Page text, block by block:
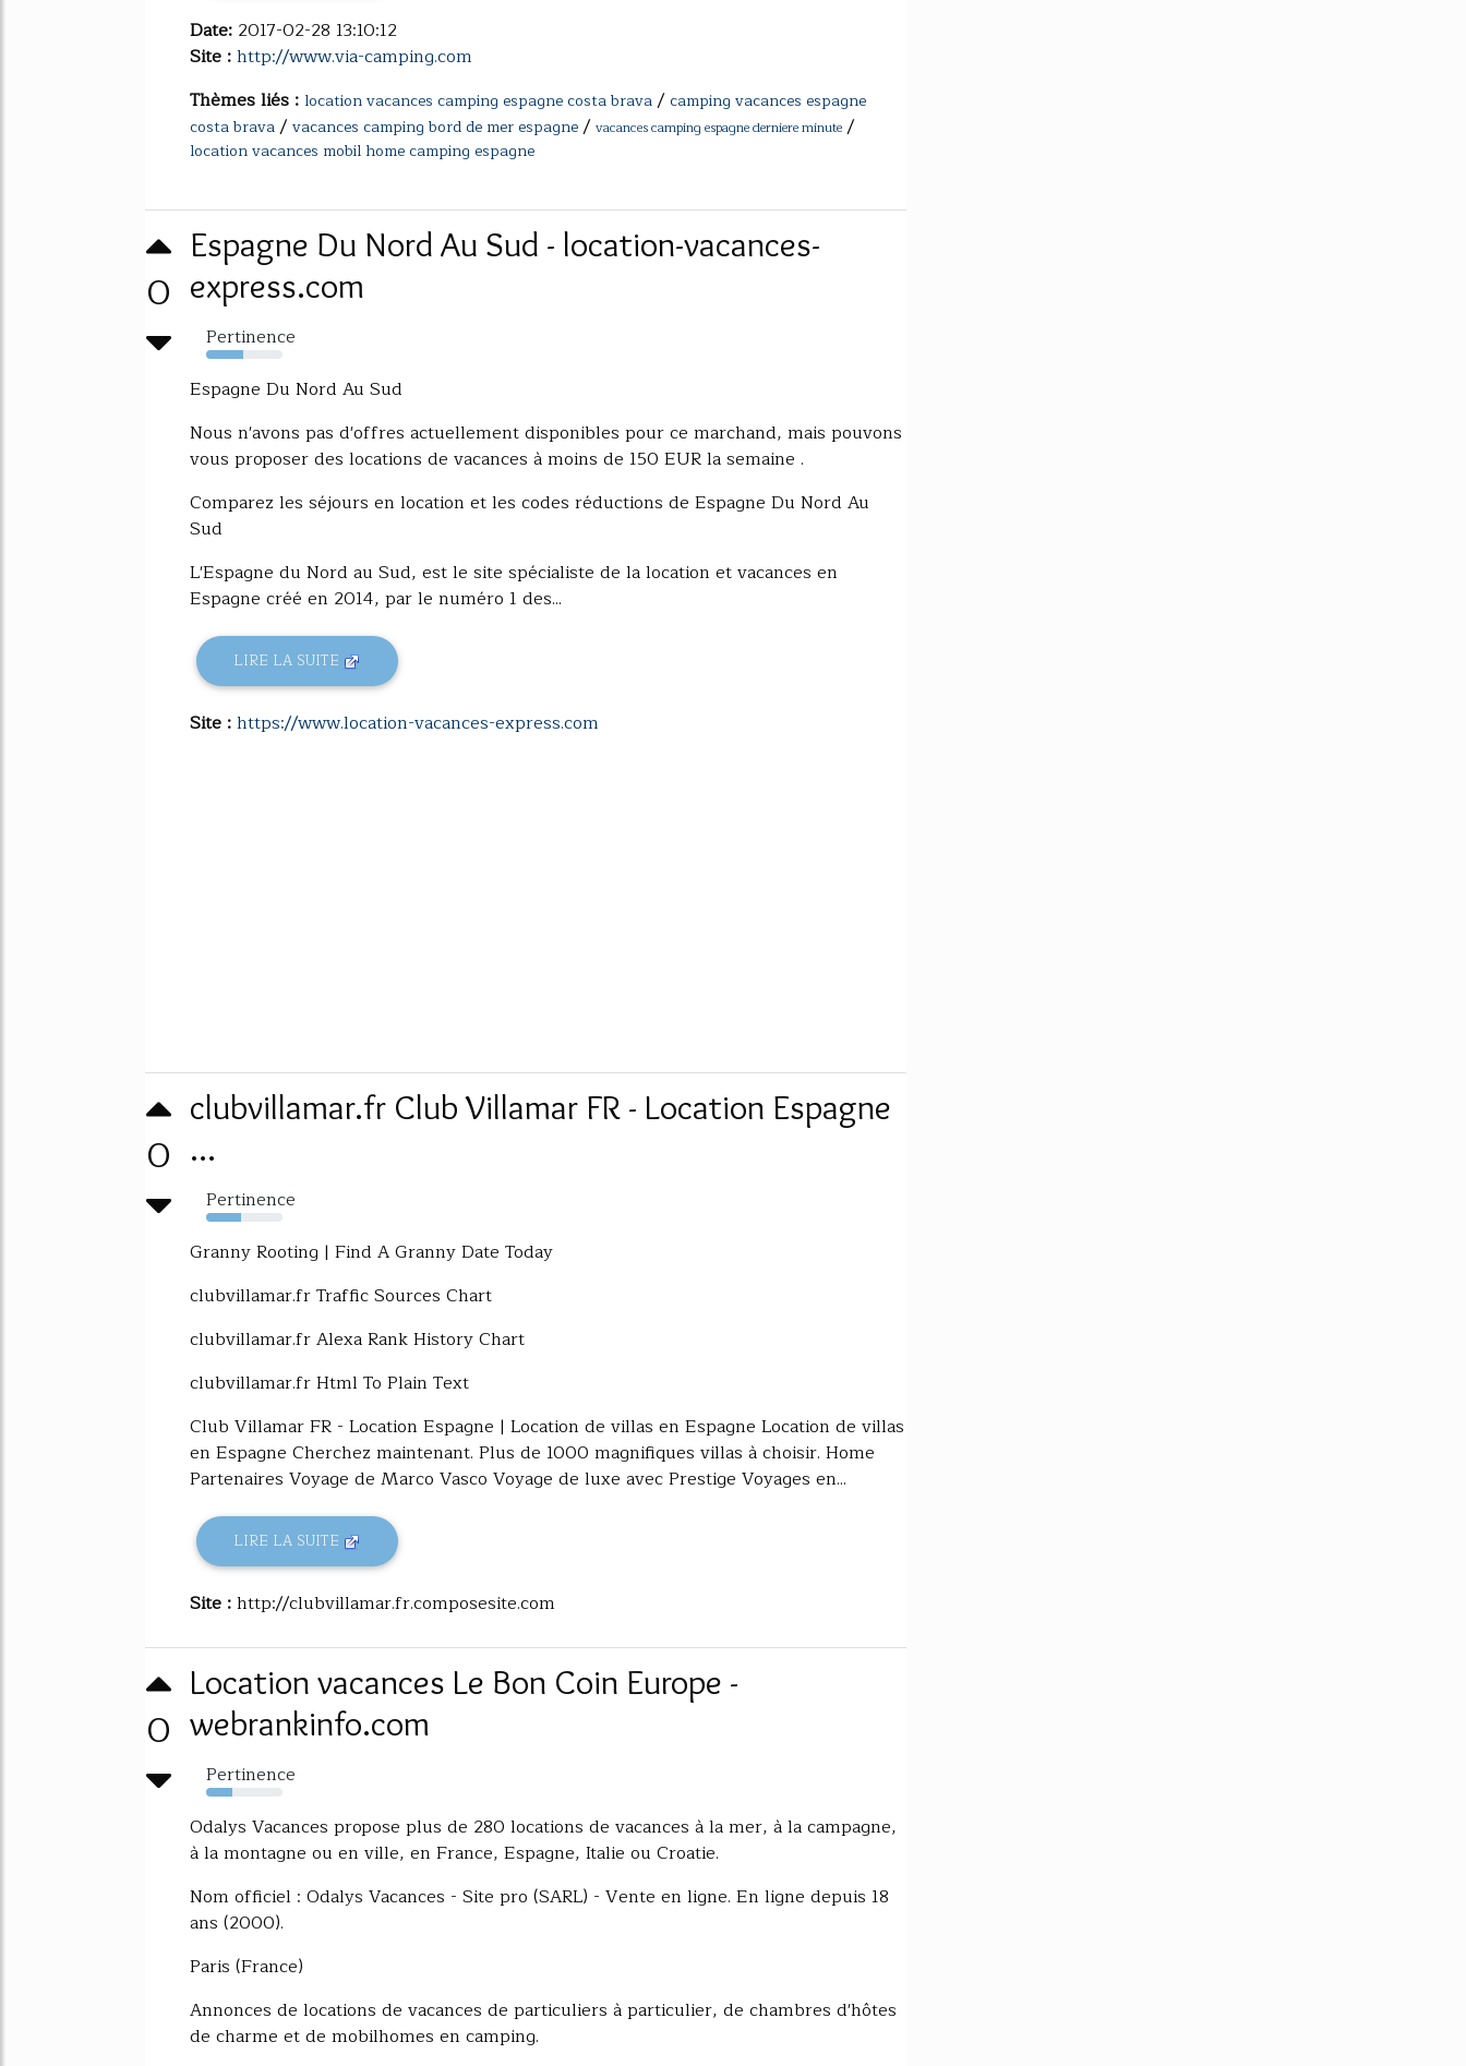
Date: 2017-02-28 13:10:12
Site :http://www.via-camping.com
Thèmes liés : location vacances camping espagne costa brava/ camping vacances espagne
costa brava/ vacances camping bord de mer espagne/ vacances camping espagne derniere minute /
location vacances mobil home camping espagne
0
Espagne Du Nord Au Sud - location-vacances-
express.com
Pertinence
49%
Espagne Du Nord Au Sud
Nous n'avons pas d'offres actuellement disponibles pour ce marchand, mais pouvons
vous proposer des locations de vacances à moins de 150 EUR la semaine .
Comparez les séjours en location et les codes réductions de Espagne Du Nord Au
Sud
L'Espagne du Nord au Sud, est le site spécialiste de la location et vacances en
Espagne créé en 2014, par le numéro 1 des...
LIRE LA SUITE
Site :https://www.location-vacances-express.com
0
clubvillamar.fr Club Villamar FR - Location Espagne
...
Pertinence
46%
Granny Rooting | Find A Granny Date Today
clubvillamar.fr Traffic Sources Chart
clubvillamar.fr Alexa Rank History Chart
clubvillamar.fr Html To Plain Text
Club Villamar FR - Location Espagne | Location de villas en Espagne Location de villas
en Espagne Cherchez maintenant. Plus de 1000 magnifiques villas à choisir. Home
Partenaires Voyage de Marco Vasco Voyage de luxe avec Prestige Voyages en...
LIRE LA SUITE
Site :http://clubvillamar.fr.composesite.com
0
Location vacances Le Bon Coin Europe -
webrankinfo.com
Pertinence
34%
Odalys Vacances propose plus de 280 locations de vacances à la mer, à la campagne,
à la montagne ou en ville, en France, Espagne, Italie ou Croatie.
Nom officiel : Odalys Vacances - Site pro (SARL) - Vente en ligne. En ligne depuis 18
ans (2000).
Paris (France)
Annonces de locations de vacances de particuliers à particulier, de chambres d'hôtes
de charme et de mobilhomes en camping.